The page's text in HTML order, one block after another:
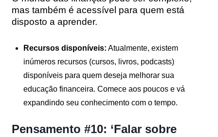
mas também é acessível para quem está
disposto a aprender.
Recursos disponíveis: Atualmente, existem
inúmeros recursos (cursos, livros, podcasts)
disponíveis para quem deseja melhorar sua
educação financeira. Comece aos poucos e vá
expandindo seu conhecimento com o tempo.
Pensamento #10: ‘Falar sobre